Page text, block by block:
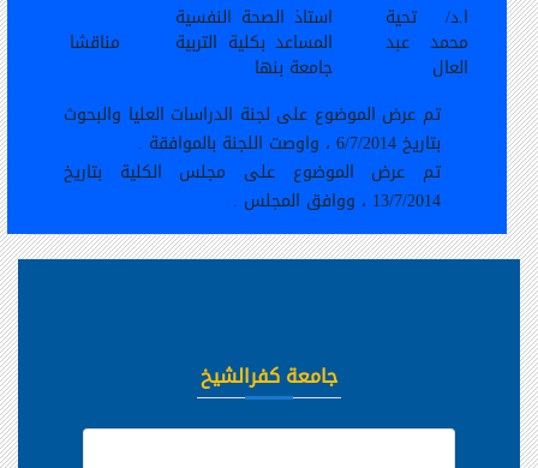
ا.د/ تحية
محمد عبد
العال
استاذ الصحة النفسية
المساعد بكلية التربية
جامعة بنها
مناقشا
تم عرض الموضوع على لجنة الدراسات العليا والبحوث
بتاريخ 6/7/2014 ، واوصت اللجنة بالموافقة .
تم عرض الموضوع على مجلس الكلية بتاريخ
13/7/2014 ، ووافق المجلس .
جامعة كفرالشيخ